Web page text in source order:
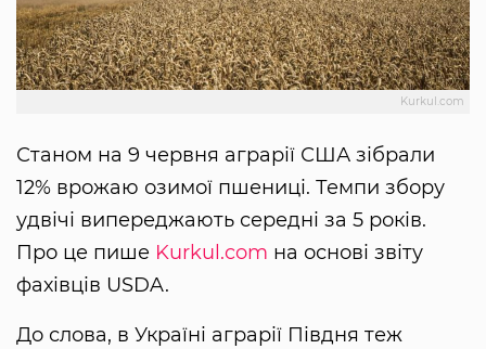
Kurkul.com
Станом на 9 червня аграрії США зібрали
12% врожаю озимої пшениці. Темпи збору
удвічі випереджають середні за 5 років.
Про це пише Kurkul.com на основі звіту
фахівців USDA.
До слова, в Україні аграрії Півдня теж